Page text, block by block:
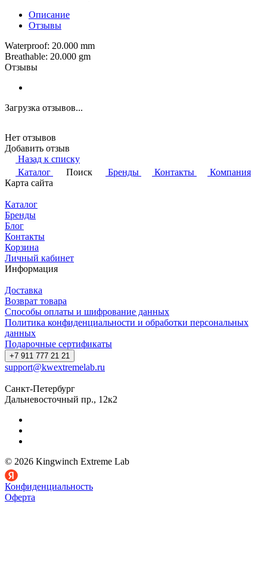
Описание
Отзывы
Waterproof: 20.000 mm
Breathable: 20.000 gm
Отзывы
Загрузка отзывов...
Нет отзывов
Добавить отзыв
Назад к списку
Каталог
Поиск Бренды Контакты
Компания
Карта сайта
Каталог
Бренды
Блог
Контакты
Корзина
Личный кабинет
Информация
Доставка
Возврат товара
Способы оплаты и шифрование данных
Политика конфиденциальности и обработки персональных
данных
Подарочные сертификаты
+7 911 777 21 21
support@kwextremelab.ru
Санкт-Петербург
Дальневосточный пр., 12к2
© 2026 Kingwinch Extreme Lab
Конфиденциальность
Оферта